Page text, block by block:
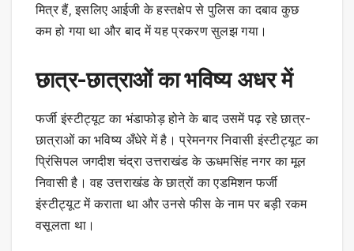
मित्र हैं, इसलिए आईजी के हस्तक्षेप से पुलिस का दबाव कुछ
कम हो गया था और बाद में यह प्रकरण सुलझ गया।
छात्र-छात्राओं का भविष्य अधर में
फर्जी इंस्टीट्यूट का भंडाफोड़ होने के बाद उसमें पढ़ रहे छात्र-
छात्राओं का भविष्य अँधेरे में है। प्रेमनगर निवासी इंस्टीट्यूट का
प्रिंसिपल जगदीश चंद्रा उत्तराखंड के ऊधमसिंह नगर का मूल
निवासी है। वह उत्तराखंड के छात्रों का एडमिशन फर्जी
इंस्टीट्यूट में कराता था और उनसे फीस के नाम पर बड़ी रकम
वसूलता था।